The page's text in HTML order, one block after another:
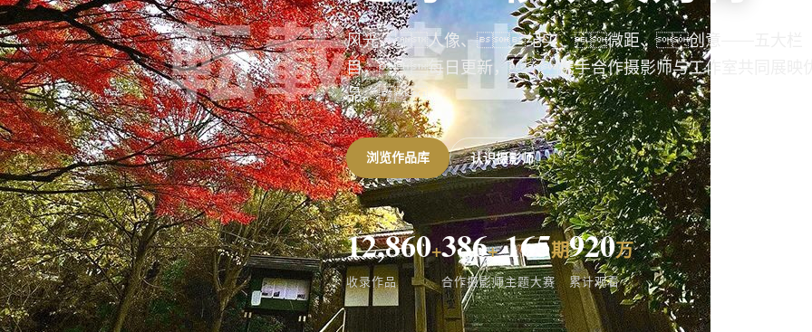
风光、人像、纪实、微距、创意——五大栏
目，每日更新，携手合作摄影师与工作室共同展映
品。
浏览作品库 认识摄影师
12,860+
收录作品
386+
合作摄影师
165期
主题大赛
920万
累计观看